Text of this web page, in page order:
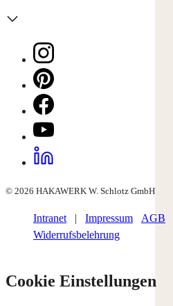
© 2026 HAKAWERK W. Schlotz GmbH
Intranet | Impressum AGB
Widerrufsbelehrung
Cookie Einstellungen